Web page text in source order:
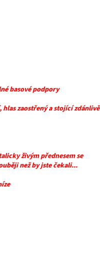
basové podpory
zaostřený a stojící zdánlivě
živým přednesem se
než by jste čekali...